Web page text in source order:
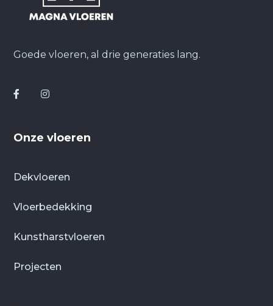
Goede vloeren, al drie generaties lang.
Onze vloeren
Dekvloeren
Vloerbedekking
Kunstharstvloeren
Projecten